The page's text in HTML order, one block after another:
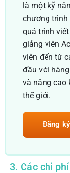
là một kỹ
chương trình
quá trình
giảng viên
viên đến từ
đầu với
và nâng cao
thế giới.
Đăng
3. Các chi